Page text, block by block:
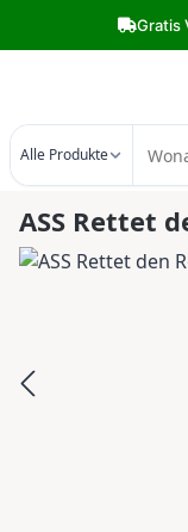
Zum Hauptinhalt
Gratis
Alle Produkte
ASS Rettet
Bildergalerie